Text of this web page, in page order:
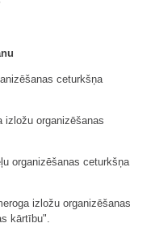
ceturkšņa
izložu organizēšanas
organizēšanas ceturkšņa
izložu organizēšanas
kārtību".